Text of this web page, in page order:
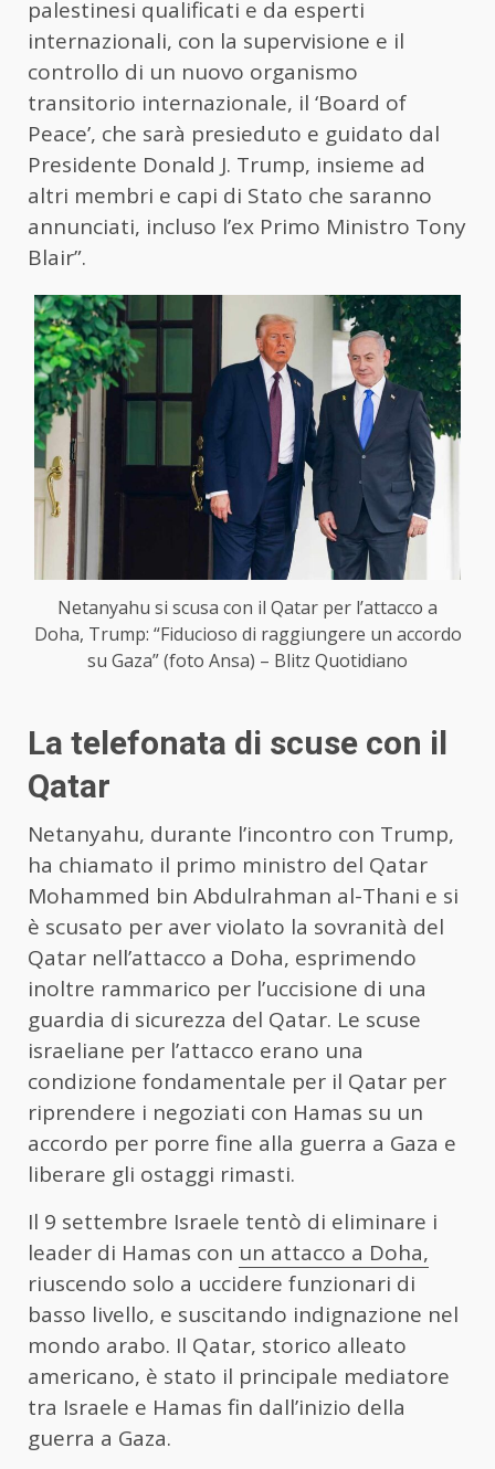
palestinesi qualificati e da esperti
internazionali, con la supervisione e il
controllo di un nuovo organismo
transitorio internazionale, il ‘Board of
Peace’, che sarà presieduto e guidato dal
Presidente Donald J. Trump, insieme ad
altri membri e capi di Stato che saranno
annunciati, incluso l’ex Primo Ministro Tony
Blair”.
Netanyahu si scusa con il Qatar per l’attacco a
Doha, Trump: “Fiducioso di raggiungere un accordo
su Gaza” (foto Ansa) – Blitz Quotidiano
La telefonata di scuse con il
Qatar
Netanyahu, durante l’incontro con Trump,
ha chiamato il primo ministro del Qatar
Mohammed bin Abdulrahman al-Thani e si
è scusato per aver violato la sovranità del
Qatar nell’attacco a Doha, esprimendo
inoltre rammarico per l’uccisione di una
guardia di sicurezza del Qatar. Le scuse
israeliane per l’attacco erano una
condizione fondamentale per il Qatar per
riprendere i negoziati con Hamas su un
accordo per porre fine alla guerra a Gaza e
liberare gli ostaggi rimasti.
Il 9 settembre Israele tentò di eliminare i
leader di Hamas con un attacco a Doha,
riuscendo solo a uccidere funzionari di
basso livello, e suscitando indignazione nel
mondo arabo. Il Qatar, storico alleato
americano, è stato il principale mediatore
tra Israele e Hamas fin dall’inizio della
guerra a Gaza.